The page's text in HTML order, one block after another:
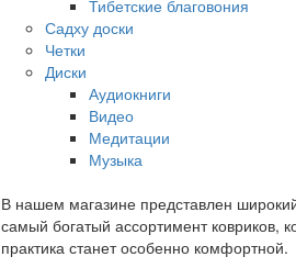
Тибетские благовония
Садху доски
Четки
Диски
Аудиокниги
Видео
Медитации
Музыка
В нашем магазине представлен
самый богатый ассортимент
практика станет особенно комфортной.